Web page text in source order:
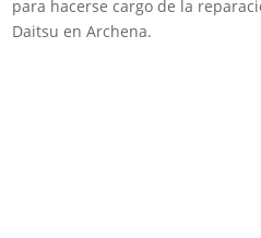
para hacerse cargo de la
Daitsu en Archena.